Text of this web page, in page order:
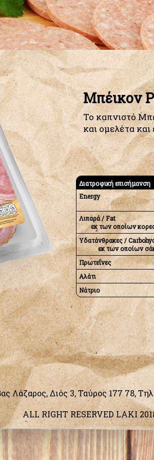
Μπέικον
To καπνιστό
και ομελέτα και
Διατροφική επισήμανση
Energy
Λιπαρά / Fat
εκ των οποίων
Υδατάνθρακες /
εκ των οποίων
Πρωτεΐνες
Αλάτι
Nάτριο
Λάζαρος, Διός 3, Ταύρος 177 78,
ALL RIGHT RESERVED LAKI